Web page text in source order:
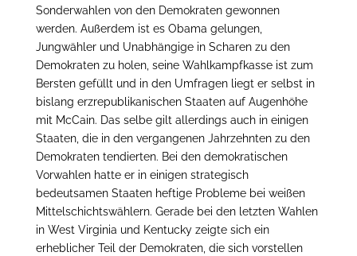
Sonderwahlen von den Demokraten gewonnen
werden. Außerdem ist es Obama gelungen,
Jungwähler und Unabhängige in Scharen zu den
Demokraten zu holen, seine Wahlkampfkasse ist zum
Bersten gefüllt und in den Umfragen liegt er selbst in
bislang erzrepublikanischen Staaten auf Augenhöhe
mit McCain. Das selbe gilt allerdings auch in einigen
Staaten, die in den vergangenen Jahrzehnten zu den
Demokraten tendierten. Bei den demokratischen
Vorwahlen hatte er in einigen strategisch
bedeutsamen Staaten heftige Probleme bei weißen
Mittelschichtswählern. Gerade bei den letzten Wahlen
in West Virginia und Kentucky zeigte sich ein
erheblicher Teil der Demokraten, die sich vorstellen